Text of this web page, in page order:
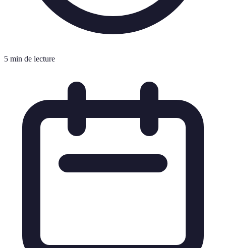
5 min de lecture